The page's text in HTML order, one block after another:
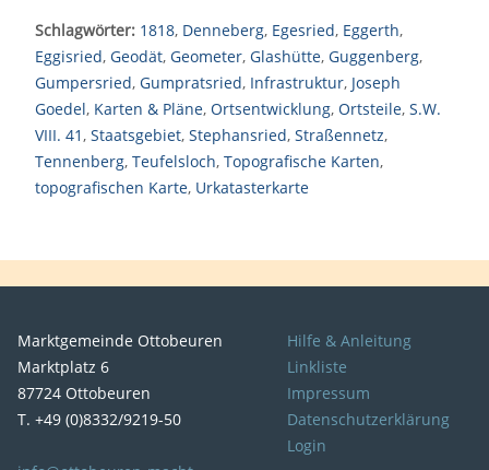
Schlagwörter: 1818, Denneberg, Egesried, Eggerth,
Eggisried, Geodät, Geometer, Glashütte, Guggenberg,
Gumpersried, Gumpratsried, Infrastruktur, Joseph
Goedel, Karten & Pläne, Ortsentwicklung, Ortsteile, S.W.
VIII. 41, Staatsgebiet, Stephansried, Straßennetz,
Tennenberg, Teufelsloch, Topografische Karten,
topografischen Karte, Urkatasterkarte
Marktgemeinde Ottobeuren
Marktplatz 6
87724 Ottobeuren
T. +49 (0)8332/9219-50
Hilfe & Anleitung
Linkliste
Impressum
Datenschutzerklärung
Login